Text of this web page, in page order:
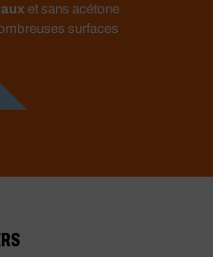
et sans acétone
surfaces